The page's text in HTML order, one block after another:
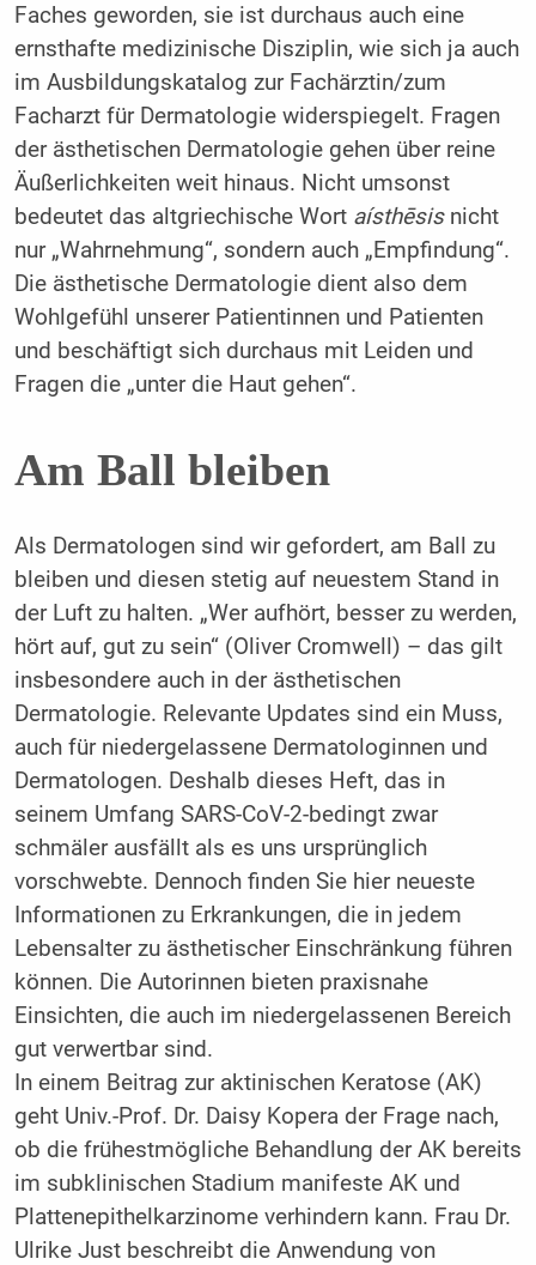
Faches geworden, sie ist durchaus auch eine
ernsthafte medizinische Disziplin, wie sich ja auch
im Ausbildungskatalog zur Fachärztin/zum
Facharzt für Dermatologie widerspiegelt. Fragen
der ästhetischen Dermatologie gehen über reine
Äußerlichkeiten weit hinaus. Nicht umsonst
bedeutet das altgriechische Wort aísthēsisnicht
nur „Wahrnehmung“, sondern auch „Empfindung“.
Die ästhetische Dermatologie dient also dem
Wohlgefühl unserer Patientinnen und Patienten
und beschäftigt sich durchaus mit Leiden und
Fragen die „unter die Haut gehen“.
Am Ball bleiben
Als Dermatologen sind wir gefordert, am Ball zu
bleiben und diesen stetig auf neuestem Stand in
der Luft zu halten. „Wer aufhört, besser zu werden,
hört auf, gut zu sein“ (Oliver Cromwell) – das gilt
insbesondere auch in der ästhetischen
Dermatologie. Relevante Updates sind ein Muss,
auch für niedergelassene Dermatologinnen und
Dermatologen. Deshalb dieses Heft, das in
seinem Umfang SARS-CoV-2-bedingt zwar
schmäler ausfällt als es uns ursprünglich
vorschwebte. Dennoch finden Sie hier neueste
Informationen zu Erkrankungen, die in jedem
Lebensalter zu ästhetischer Einschränkung führen
können. Die Autorinnen bieten praxisnahe
Einsichten, die auch im niedergelassenen Bereich
gut verwertbar sind.
In einem Beitrag zur aktinischen Keratose (AK)
geht Univ.-Prof. Dr. Daisy Kopera der Frage nach,
ob die frühestmögliche Behandlung der AK bereits
im subklinischen Stadium manifeste AK und
Platten­epithelkarzinome verhindern kann. Frau Dr.
Ulrike Just beschreibt die Anwendung von